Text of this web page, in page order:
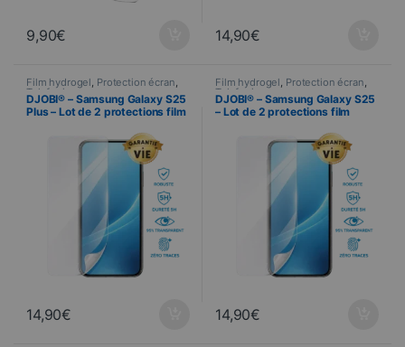
9,90€ 14,90€
Film hydrogel, Protection écran,
Telefonie
DJOBI® – Samsung Galaxy S25
Plus – Lot de 2 protections film
14,90€
Film hydrogel, Protection écran,
Telefonie
DJOBI® – Samsung Galaxy S25
– Lot de 2 protections film
14,90€